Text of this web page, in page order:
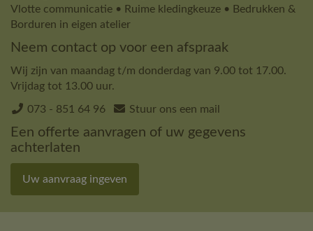
Vlotte communicatie • Ruime kledingkeuze • Bedrukken &
Borduren in eigen atelier
Neem contact op voor een afspraak
Wij zijn van maandag t/m donderdag van 9.00 tot 17.00.
Vrijdag tot 13.00 uur.
073 - 851 64 96 Stuur ons een mail
Een offerte aanvragen of uw gegevens
achterlaten
Uw aanvraag ingeven